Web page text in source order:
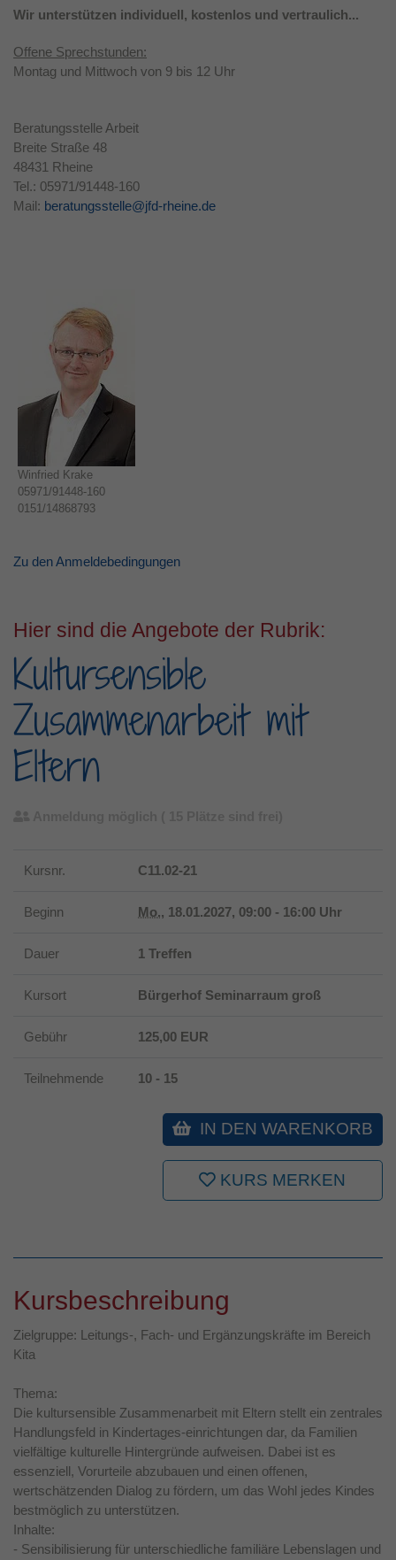
Wir unterstützen individuell, kostenlos und vertraulich...
Offene Sprechstunden:
Montag und Mittwoch von 9 bis 12 Uhr
Beratungsstelle Arbeit
Breite Straße 48
48431 Rheine
Tel.: 05971/91448-160
Mail: beratungsstelle@jfd-rheine.de
Winfried Krake
05971/91448-160
0151/14868793
Zu den Anmeldebedingungen
Hier sind die Angebote der Rubrik:
Kultursensible
Zusammenarbeit mit
Eltern
Kursnr. C11.02-21
Beginn Mo., 18.01.2027, 09:00 - 16:00 Uhr
Dauer 1 Treffen
Kursort Bürgerhof Seminarraum groß
Gebühr 125,00 EUR
Teilnehmende 10 - 15
IN DEN WARENKORB
KURS MERKEN
Kursbeschreibung
Zielgruppe: Leitungs-, Fach- und Ergänzungskräfte im Bereich
Kita
Thema:
Die kultursensible Zusammenarbeit mit Eltern stellt ein zentrales
Handlungsfeld in Kindertages-einrichtungen dar, da Familien
vielfältige kulturelle Hintergründe aufweisen. Dabei ist es
essenziell, Vorurteile abzubauen und einen offenen,
wertschätzenden Dialog zu fördern, um das Wohl jedes Kindes
bestmöglich zu unterstützen.
Inhalte:
- Sensibilisierung für unterschiedliche familiäre Lebenslagen und
Zweck
Dieses Cookie wird verwendet, um Ihre